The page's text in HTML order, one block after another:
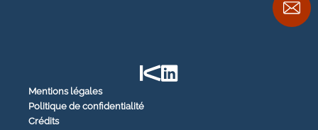
Mentions légales
Politique de confidentialité
Crédits